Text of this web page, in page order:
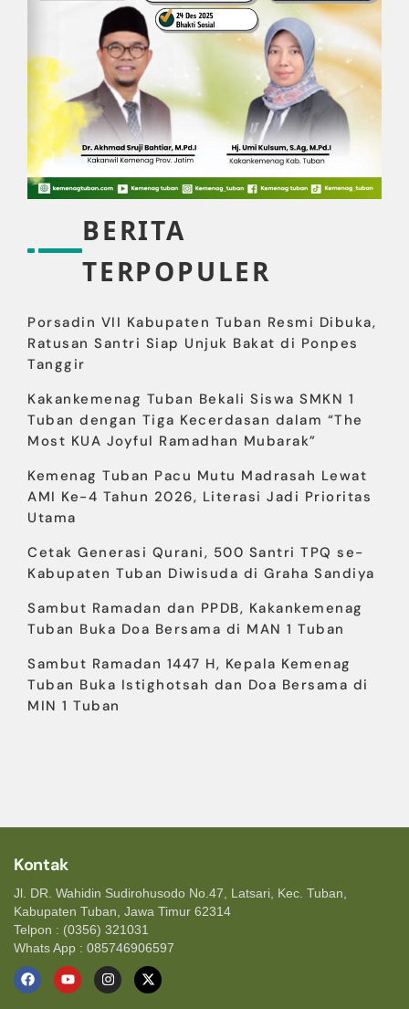
BERITA
TERPOPULER
Porsadin VII Kabupaten Tuban Resmi Dibuka,
Ratusan Santri Siap Unjuk Bakat di Ponpes
Tanggir
Kakankemenag Tuban Bekali Siswa SMKN 1
Tuban dengan Tiga Kecerdasan dalam “The
Most KUA Joyful Ramadhan Mubarak”
Kemenag Tuban Pacu Mutu Madrasah Lewat
AMI Ke-4 Tahun 2026, Literasi Jadi Prioritas
Utama
Cetak Generasi Qurani, 500 Santri TPQ se-
Kabupaten Tuban Diwisuda di Graha Sandiya
Sambut Ramadan dan PPDB, Kakankemenag
Tuban Buka Doa Bersama di MAN 1 Tuban
Sambut Ramadan 1447 H, Kepala Kemenag
Tuban Buka Istighotsah dan Doa Bersama di
MIN 1 Tuban
Kontak
Jl. DR. Wahidin Sudirohusodo No.47, Latsari, Kec. Tuban,
Kabupaten Tuban, Jawa Timur 62314
Telpon : (0356) 321031
Whats App : 085746906597